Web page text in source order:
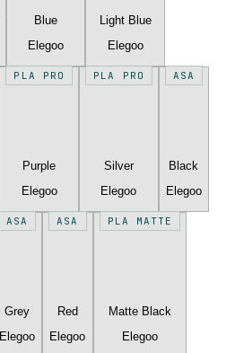
Blue
Elegoo
Light Blue
Elegoo
PLA PRO
Purple
Elegoo
PLA PRO
Silver
Elegoo
ASA
Black
Elegoo
ASA
Grey
Elegoo
ASA
Red
Elegoo
PLA MATTE
Matte Black
Elegoo